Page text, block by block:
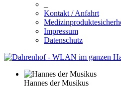
Kontakt / Anfahrt
Impressum
Datenschutz
Hannes der Musikus